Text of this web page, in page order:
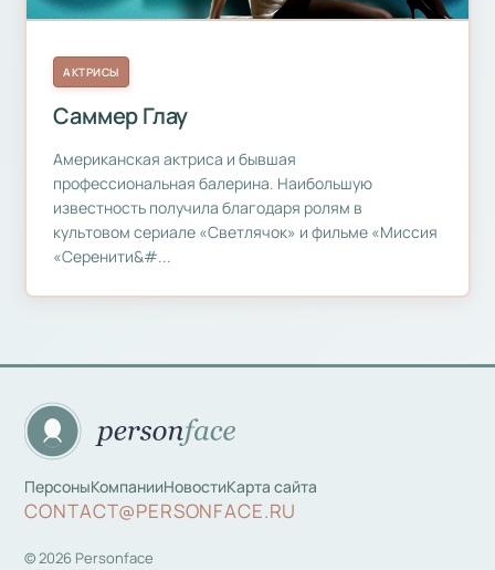
АКТРИСЫ
Саммер Глау
Американская актриса и бывшая
профессиональная балерина. Наибольшую
известность получила благодаря ролям в
культовом сериале «Светлячок» и фильме «Миссия
«Серенити&#...
ПерсоныКомпанииНовостиКарта сайта
CONTACT@PERSONFACE.RU
© 2026 Personface